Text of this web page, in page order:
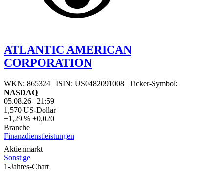
ATLANTIC AMERICAN
CORPORATION
WKN: 865324 | ISIN: US0482091008 | Ticker-Symbol:
NASDAQ
05.08.26 | 21:59
1,570 US-Dollar
+1,29 % +0,020
Branche
Finanzdienstleistungen
Aktienmarkt
Sonstige
1-Jahres-Chart